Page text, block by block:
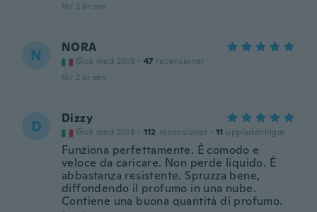
för 2 år sen
N NORA
Gick med 2019 · 47 recensioner
för 2 år sen
D Dizzy
Gick med 2018 · 112 recensioner · 11 uppladdningar
Funziona perfettamente. È comodo e
veloce da caricare. Non perde liquido. È
abbastanza resistente. Spruzza bene,
diffondendo il profumo in una nube.
Contiene una buona quantità di profumo.